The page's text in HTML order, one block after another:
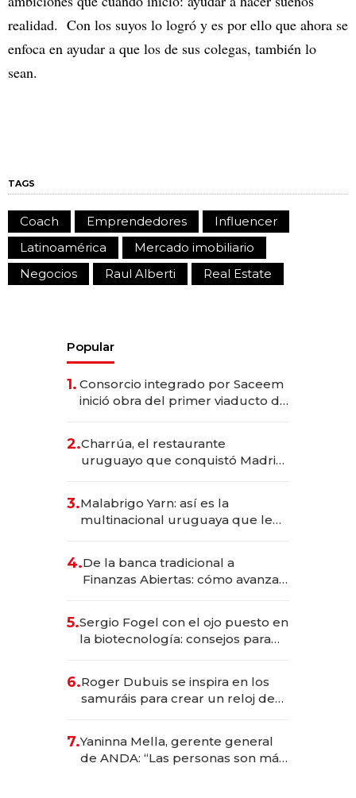
realidad. Con los suyos lo logró y es por ello que ahora se
enfoca en ayudar a que los de sus colegas, también lo
sean.
TAGS
Coach Emprendedores
Influencer
Latinoamérica
Mercado imobiliario
Negocios
Raul Alberti Real Estate
Popular
1. Consorcio integrado por Saceem
inició obra del primer viaducto de
millones
2.Charrúa, el restaurante
uruguayo que conquistó Madrid:
anticipación y prepara apertura
3.Malabrigo Yarn: así es la
multinacional uruguaya que le
4.De la banca tradicional a
Finanzas Abiertas: cómo avanza
5.Sergio Fogel con el ojo puesto en
la biotecnología: consejos para
6.Roger Dubuis se inspira en los
samuráis para crear un reloj de
7.Yaninna Mella, gerente general
de ANDA: “Las personas son más